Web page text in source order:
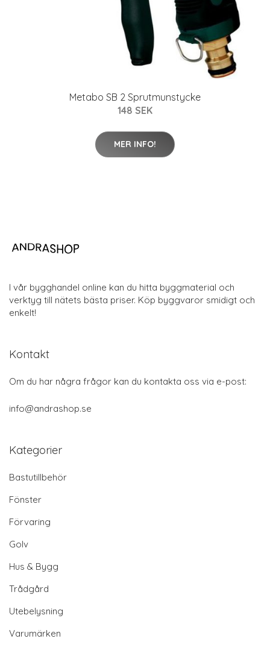
Metabo SB 2 Sprutmunstycke
148 SEK
MER INFO!
I vår bygghandel online kan du hitta byggmaterial och
verktyg till nätets bästa priser. Köp byggvaror smidigt och
enkelt!
Kontakt
Om du har några frågor kan du kontakta oss via e-post:
info@andrashop.se
Kategorier
Bastutillbehör
Fönster
Förvaring
Golv
Hus & Bygg
Trådgård
Utebelysning
Varumärken